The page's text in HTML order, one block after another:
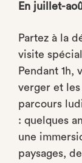
En juillet-
Partez à la
visite
Pendant 1h,
verger et les
parcours
: quelques
une
paysages,